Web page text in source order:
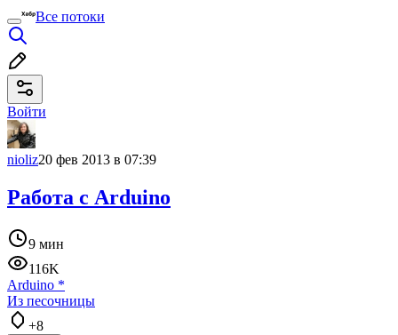
Все потоки
Войти
nioliz20 фев 2013 в 07:39
Работа с Arduino
9 мин
116K
Arduino *
Из песочницы
+8